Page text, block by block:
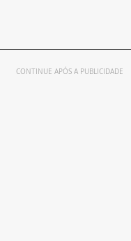
CONTINUE APÓS A PUBLICIDADE